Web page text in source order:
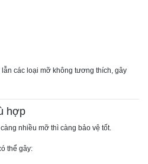
các loại mỡ không tương thích, gây
hợp
nhiều mỡ thì càng bảo vệ tốt.
thể gây: